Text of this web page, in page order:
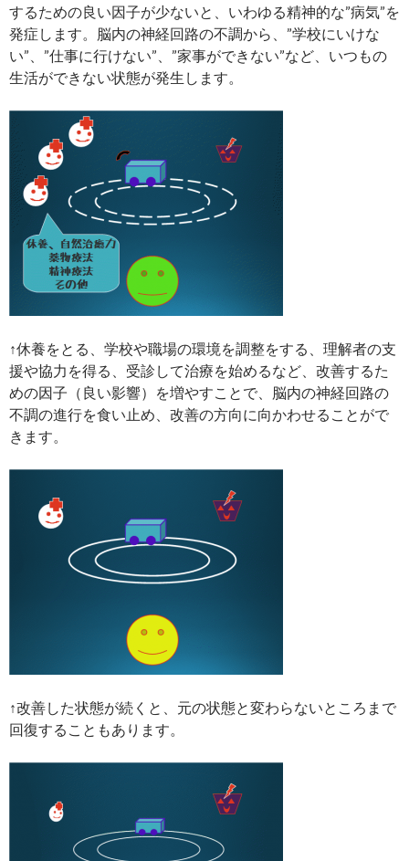
するための良い因子が少ないと、いわゆる精神的な”病気”を
発症します。脳内の神経回路の不調から、”学校にいけな
い”、”仕事に行けない”、”家事ができない”など、いつもの
生活ができない状態が発生します。
↑休養をとる、学校や職場の環境を調整をする、理解者の支
援や協力を得る、受診して治療を始めるなど、改善するた
めの因子（良い影響）を増やすことで、脳内の神経回路の
不調の進行を食い止め、改善の方向に向かわせることがで
きます。
↑改善した状態が続くと、元の状態と変わらないところまで
回復することもあります。